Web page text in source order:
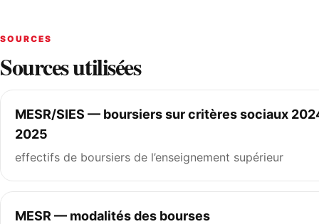
SOURCES
Sources utilisées
MESR/SIES — boursiers sur critères sociaux
2025
effectifs de boursiers de l’enseignement supérieur
MESR — modalités des bourses